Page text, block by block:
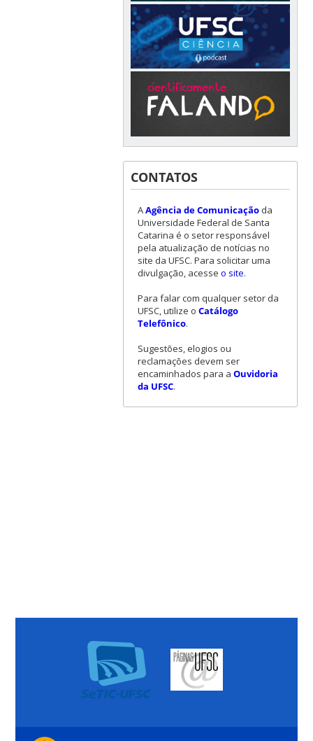
CONTATOS
AAgência de Comunicaçãoda
Universidade Federal de Santa
Catarina é o setor responsável
pela atualização de notícias no
site da UFSC. Para solicitar uma
divulgação, acesse o site.
Para falar com qualquer setor da
UFSC, utilize o Catálogo
Telefônico.
Sugestões, elogios ou
reclamações devem ser
encaminhados para a Ouvidoria
da UFSC.